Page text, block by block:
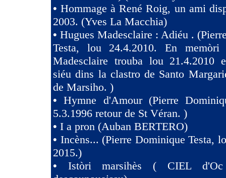
•Hommage à René Roig, un ami
2003. (Yves La Macchia)
• Hugues Madesclaire : Adiéu .
Testa, lou 24.4.2010. En memòri
Madesclaire trouba lou 21.4.2010
siéu dins la clastro de Santo
de Marsiho. )
•Hymne d'Amour (Pierre
5.3.1996 retour de St Véran. )
• I a pron (Auban BERTERO)
• Incèns... (Pierre Dominique Testa,
2015.)
• Istòri marsihès ( CIEL